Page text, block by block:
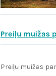
Preiļu muižas
Preiļu muižas